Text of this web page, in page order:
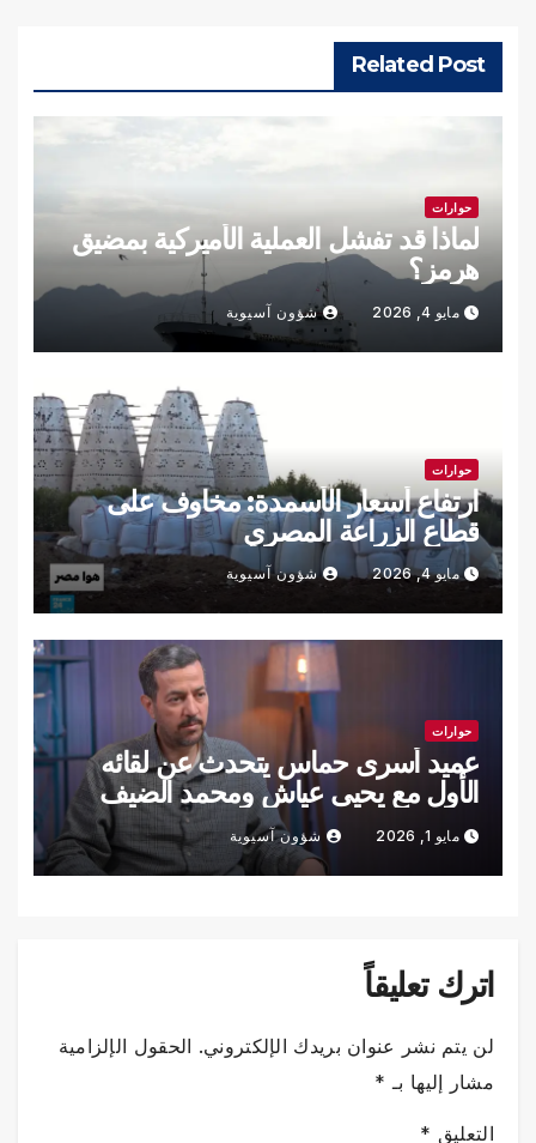
Related Post
حوارات
لماذا قد تفشل العملية الأميركية بمضيق
هرمز؟
مايو 4, 2026 شؤون آسيوية
حوارات
ارتفاع أسعار الأسمدة: مخاوف على
قطاع الزراعة المصري
مايو 4, 2026 شؤون آسيوية
حوارات
عميد أسرى حماس يتحدث عن لقائه
الأول مع يحيى عياش ومحمد الضيف
مايو 1, 2026 شؤون آسيوية
اترك تعليقاً
لن يتم نشر عنوان بريدك الإلكتروني. الحقول الإلزامية
مشار إليها بـ *
التعليق *